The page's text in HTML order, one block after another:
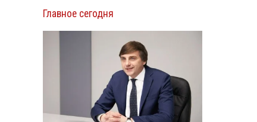
Главное сегодня